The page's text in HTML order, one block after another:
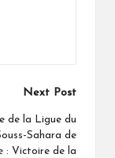
Next Post
de la Ligue du
Sahara de
: Victoire de la